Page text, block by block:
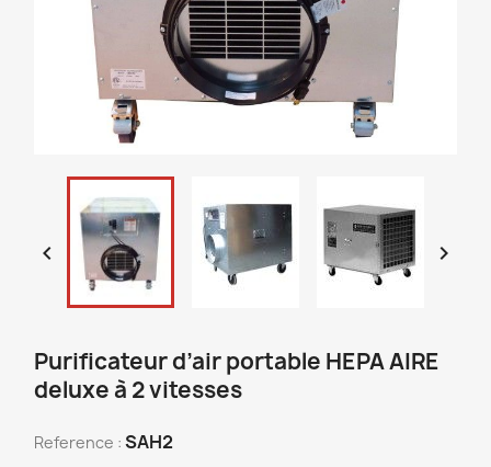
 
Purificateur d’air portable HEPA AIRE
deluxe à 2 vitesses
Reference : SAH2